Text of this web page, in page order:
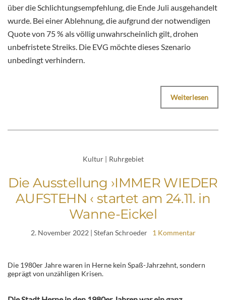
über die Schlichtungsempfehlung, die Ende Juli ausgehandelt
wurde. Bei einer Ablehnung, die aufgrund der notwendigen
Quote von 75 % als völlig unwahrscheinlich gilt, drohen
unbefristete Streiks. Die EVG möchte dieses Szenario
unbedingt verhindern.
Weiterlesen
Kultur | Ruhrgebiet
Die Ausstellung ›IMMER WIEDER
AUFSTEHN ‹ startet am 24.11. in
Wanne-Eickel
2. November 2022| Stefan Schroeder 1 Kommentar
Die 1980er Jahre waren in Herne kein Spaß-Jahrzehnt, sondern
geprägt von unzähligen Krisen.